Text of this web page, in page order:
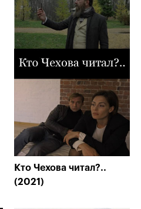
Кто Чехова читал?..
(2021)